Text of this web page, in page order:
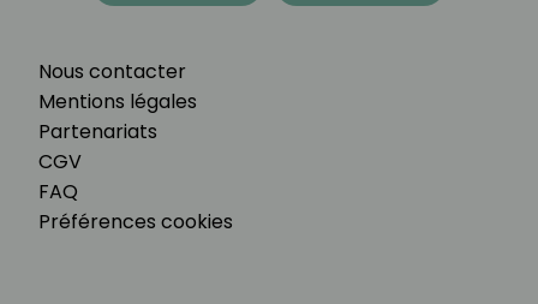
Nous contacter
Mentions légales
Partenariats
CGV
FAQ
Préférences cookies